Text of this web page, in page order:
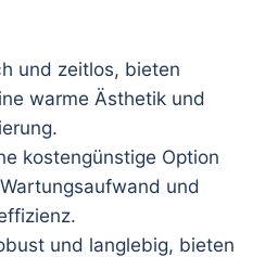
und zeitlos, bieten
warme Ästhetik und
kostengünstige Option
und
und langlebig, bieten